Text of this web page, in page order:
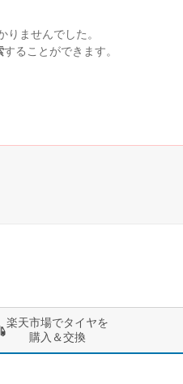
りませんでした。
することができます。
楽天市場でタイヤを
購入＆交換